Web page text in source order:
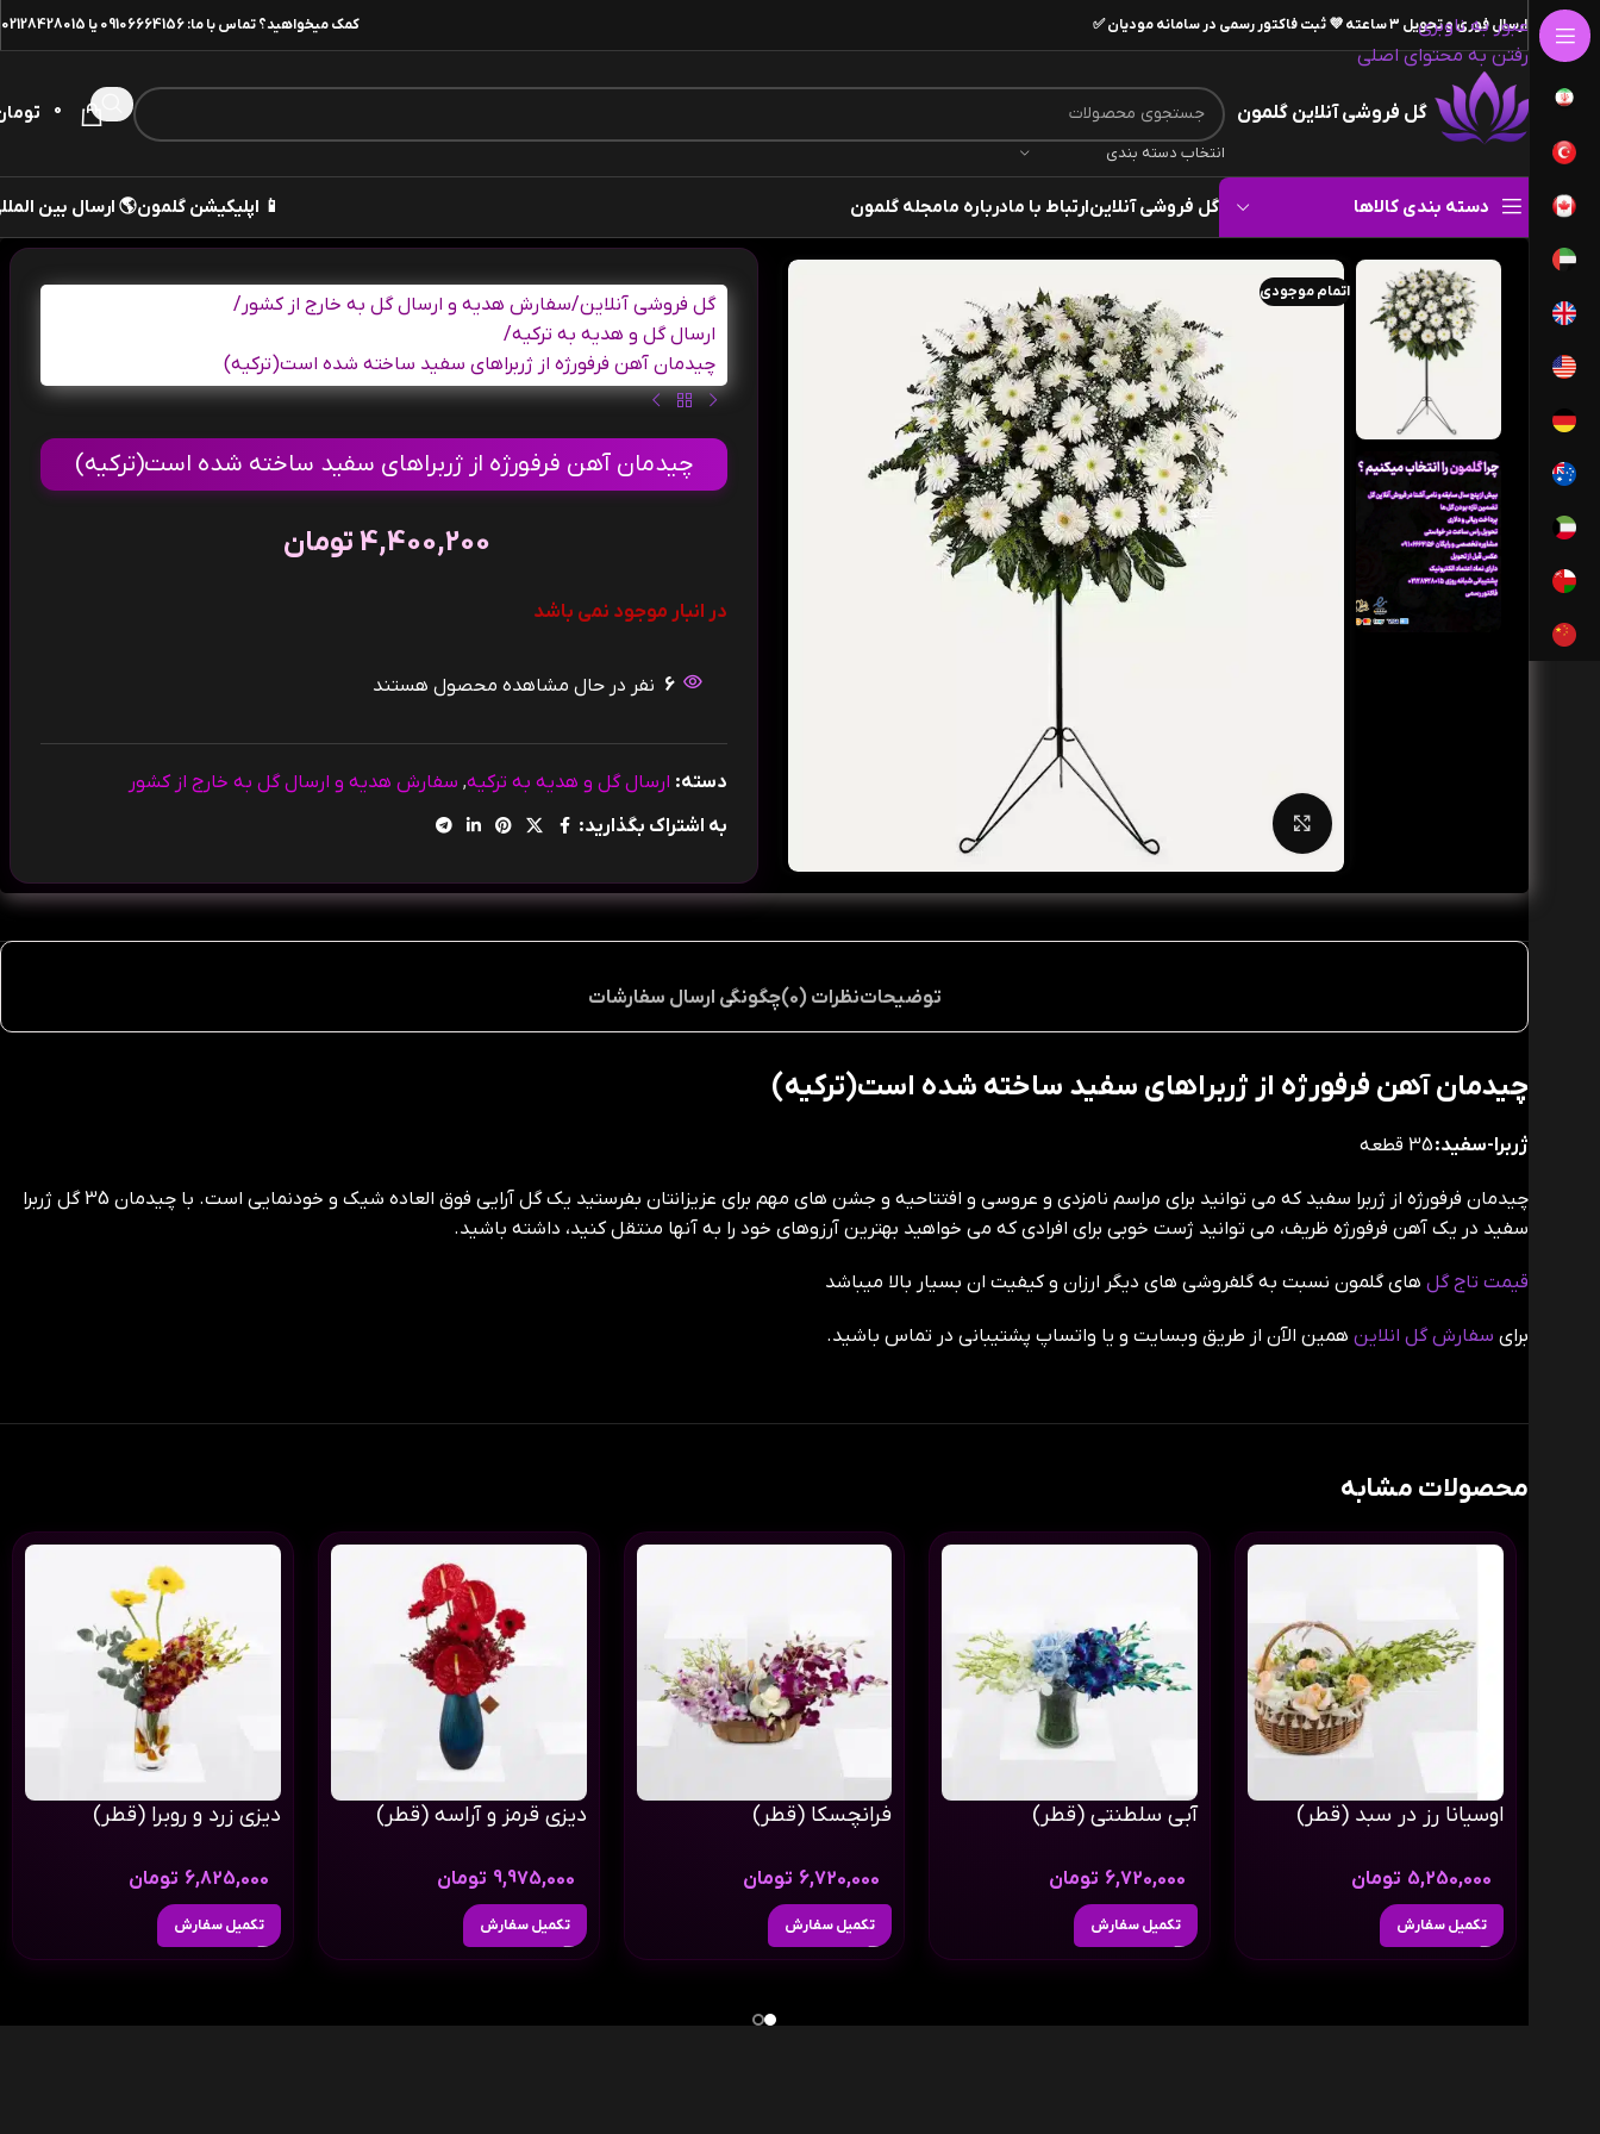
عبور به ناوبری
رفتن به محتوای اصلی
ارسال فوری و تحویل ۳ ساعته 💜 ثبت فاکتور رسمی در سامانه مودیان ✅ کمک میخواهید؟ تماس با ما:09106664156یا 02128428015
گل فروشی آنلاین گلمون
انتخاب دسته بندی
0
دسته بندی کالاها گل فروشی آنلاینارتباط با مادرباره مامجله گلمون 📱 اپلیکیشن گلمون🌎 ارسال بین
اتمام موجودی
گل فروشی آنلاین/سفارش هدیه و ارسال گل به خارج از کشور /
ارسال گل و هدیه به ترکیه/
چیدمان آهن فرفورژه از ژربراهای سفید ساخته شده است(ترکیه)
چیدمان آهن فرفورژه از ژربراهای سفید ساخته شده است(ترکیه)
4,400,200تومان
در انبار موجود نمی باشد
6 نفر در حال مشاهده محصول هستند
دسته: ارسال گل و هدیه به ترکیه, سفارش هدیه و ارسال گل به خارج از کشور
به اشتراک بگذارید:
توضیحاتنظرات (0) چگونگی ارسال سفارشات
چیدمان آهن فرفورژه از ژربراهای سفید ساخته شده است(ترکیه)
ژربرا-سفید:
چیدمان فرفورژه از ژربرا سفید که می توانید برای مراسم نامزدی و عروسی و افتتاحیه و جشن های مهم برای عزیزانتان بفرستید یک گل آرایی فوق العاده شیک و خودنمایی است. با چیدمان 35 گل ژربرا
سفید در یک آهن فرفورژه ظریف، می توانید ژست خوبی برای افرادی که می خواهید بهترین آرزوهای خود را به آنها منتقل کنید، داشته باشید.
قیمت تاج گل های گلمون نسبت به گلفروشی های دیگر ارزان و کیفیت ان بسیار بالا میباشد
برای سفارش گل انلاین همین الآن از طریق وبسایت و یا واتساپ پشتیبانی در تماس باشید.
محصولات مشابه
اوسیانا رز در سبد (قطر)
5,250,000 تومان
تکمیل سفارش
آبی سلطنتی (قطر)
6,720,000 تومان
تکمیل سفارش
فرانچسکا (قطر)
6,720,000 تومان
تکمیل سفارش
دیزی قرمز و آراسه (قطر)
9,975,000 تومان
تکمیل سفارش
دیزی زرد و روبرا (قطر)
6,825,000 تومان
تکمیل سفارش